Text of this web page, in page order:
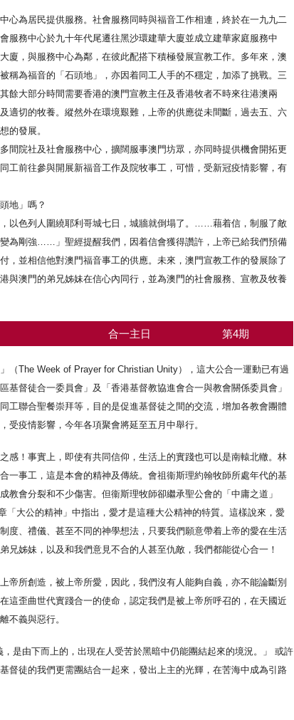
心為居民提供服務。社會服務同時與福音工作相連，終於在一九九二
服務中心於九十年代尾遷往黑沙環建華大廈並成立建華家庭服務中
廈，與服務中心為鄰，在彼此配搭下積極發展宣教工作。多年來，澳
稱為福音的「石頭地」，亦因着同工人手的不穩定，加添了挑戰。三
餘大部分時間需要香港的澳門宣教主任及香港牧者不時來往港澳兩
適切的牧養。縱然外在環境艱難，上帝的供應從未間斷，過去五、六
的發展。
間院社及社會服務中心，擴闊服事澳門坊眾，亦同時提供機會開拓更
工前往參與開展新福音工作及院牧事工，可惜，受新冠疫情影響，有
地」嗎？
以色列人圍繞耶利哥城七日，城牆就倒塌了。……藉着信，制服了敵
剛強……」聖經提醒我們，因着信會獲得讚許，上帝已給我們預備
，並相信他對澳門福音事工的供應。未來，澳門宣教工作的發展除了
與澳門的弟兄姊妹在信心內同行，並為澳門的社會服務、宣教及牧養
合一主日 第4期
（The Week of Prayer for Christian Unity），這大公合一運動已有過
督徒合一委員會」及「香港基督教協進會合一與教會關係委員會」
工聯合聖餐崇拜等，目的是促進基督徒之間的交流，增加各教會團體
受疫情影響，今年各項聚會將延至五月中舉行。
感！事實上，即使有共同信仰，生活上的實踐也可以是南轅北轍。林
一事工，這是本會的精神及傳統。會祖衞斯理約翰牧師所處年代的基
會分裂和不少傷害。但衞斯理牧師卻繼承聖公會的「中庸之道」
「大公的精神」中指出，愛才是這種大公精神的特質。這樣說來，愛
度、禮儀、甚至不同的神學想法，只要我們願意帶着上帝的愛在生活
姊妹，以及和我們意見不合的人甚至仇敵，我們都能從心合一！
帝所創造，被上帝所愛，因此，我們沒有人能夠自義，亦不能論斷別
這歪曲世代實踐合一的使命，認定我們是被上帝所呼召的，在天國近
不義與惡行。
是由下而上的，出現在人受苦於黑暗中仍能團結起來的境況。」 或許
督徒的我們更需團結合一起來，發出上主的光輝，在苦海中成為引路